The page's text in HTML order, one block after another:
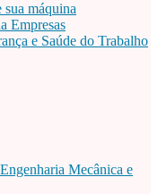
máquina
Empresas
e Saúde do Trabalho
Mecânica e